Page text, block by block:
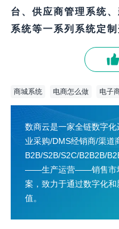
台、供应商管理系统
系统等一系列系统定制
商城系统 电商怎么做 电子
数商云是一家全链数字
业采购/DMS经销商/渠道
B2B/S2B/S2C/B2B2B/
——生产运营——销售市
案，致力于通过数字化
值。